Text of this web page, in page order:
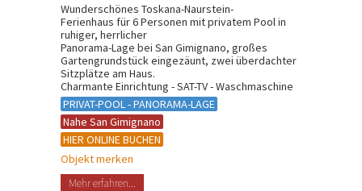
Wunderschönes Toskana-Naurstein-
Ferienhaus für 6 Personen mit privatem Pool in
ruhiger, herrlicher
Panorama-Lage bei San Gimignano, großes
Gartengrundstück eingezäunt, zwei überdachter
Sitzplätze am Haus.
Charmante Einrichtung - SAT-TV - Waschmaschine
PRIVAT-POOL - PANORAMA-LAGE
Nahe San Gimignano
HIER ONLINE BUCHEN
Objekt merken
Mehr erfahren...